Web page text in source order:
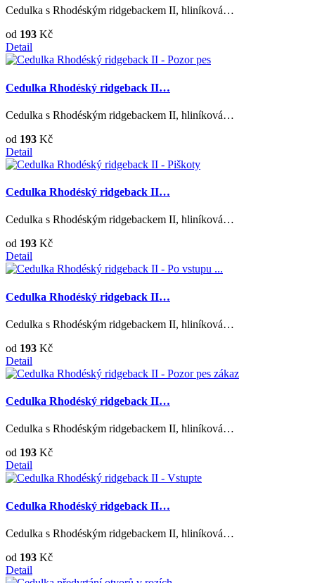
Cedulka s Rhodéským ridgebackem II, hliníková…
od 193 Kč
Detail
Cedulka Rhodéský ridgeback II…
Cedulka s Rhodéským ridgebackem II, hliníková…
od 193 Kč
Detail
Cedulka Rhodéský ridgeback II…
Cedulka s Rhodéským ridgebackem II, hliníková…
od 193 Kč
Detail
Cedulka Rhodéský ridgeback II…
Cedulka s Rhodéským ridgebackem II, hliníková…
od 193 Kč
Detail
Cedulka Rhodéský ridgeback II…
Cedulka s Rhodéským ridgebackem II, hliníková…
od 193 Kč
Detail
Cedulka Rhodéský ridgeback II…
Cedulka s Rhodéským ridgebackem II, hliníková…
od 193 Kč
Detail